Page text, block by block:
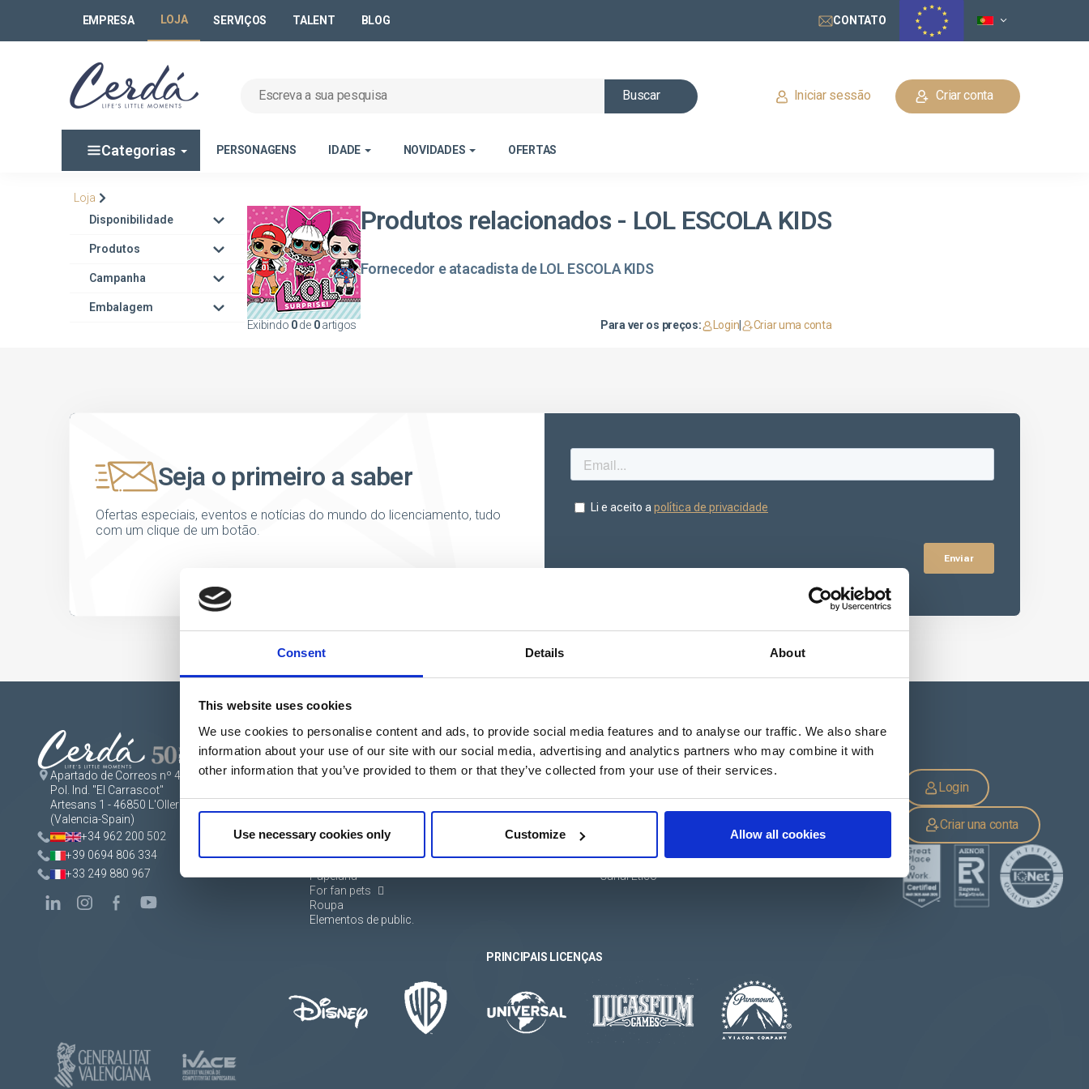
Consent Details About
This website uses cookies
We use cookies to personalise content and ads, to provide social media features and to analyse our traffic. We also share
information about your use of our site with our social media, advertising and analytics partners who may combine it with
other information that you’ve provided to them or that they’ve collected from your use of their services.
Use necessary cookies only Customize Allow all cookies
EMPRESA LOJA SERVIÇOS TALENT BLOG CONTATO
Buscar Iniciar sessão Criar conta
Categorias PERSONAGENS IDADE NOVIDADES OFERTAS
Loja
Disponibilidade
Produtos
Campanha
Embalagem
Produtos relacionados - LOL ESCOLA KIDS
Fornecedor e atacadista de LOL ESCOLA KIDS
Exibindo 0de 0artigos Para ver os preços: Login| Criar uma conta
Seja o primeiro a saber
Ofertas especiais, eventos e notícias do mundo do licenciamento, tudo
com um clique de um botão.
Apartado de Correos nº 45
Pol. Ind. "El Carrascot"
Artesans 1 - 46850 L'Olleria
(Valencia-Spain)
+34 962 200 502
+39 0694 806 334
+33 249 880 967
LOJA
papelaria
Calçado
Acessórios e presentes
Papelaria
For fan pets
Roupa
Elementos de public.
SERVIÇOS
medida
stock
INFORMAÇÃO
Vídeo corporativo
Catálogo corporativo
ético
Canal Ético
CATÁLOGOS
temporada
Publicações de Cerdá
Login
Criar una conta
PRINCIPAIS LICENÇAS